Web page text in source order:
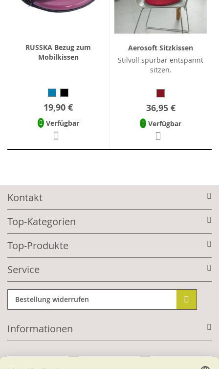
RUSSKA Bezug zum
Mobilkissen
19,90 €
Verfügbar
Aerosoft Sitzkissen
Stilvoll spürbar entspannt
sitzen.
36,95 €
Verfügbar
Kontakt
Top-Kategorien
Top-Produkte
Service
Bestellung widerrufen
Informationen